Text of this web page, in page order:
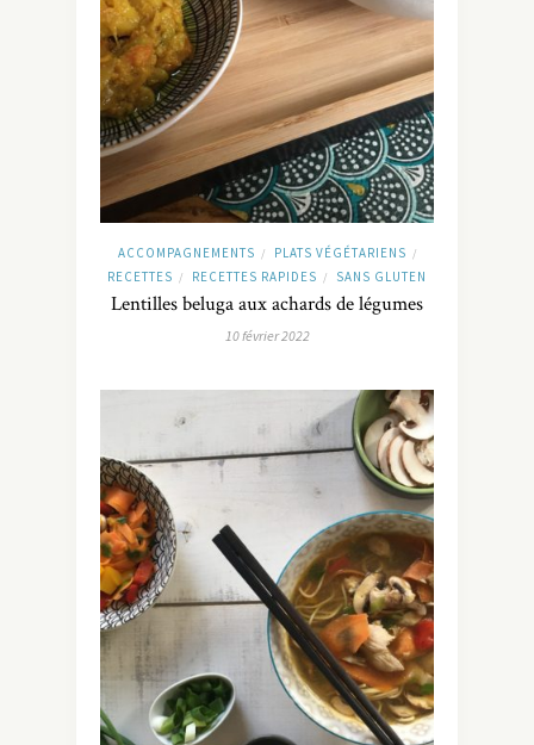
ACCOMPAGNEMENTS / PLATS VÉGÉTARIENS /
RECETTES / RECETTES RAPIDES / SANS GLUTEN
Lentilles beluga aux achards de légumes
10 février 2022